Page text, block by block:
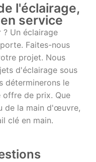
l'éclairage,
service
Un éclairage
Faites-nous
projet. Nous
d'éclairage sous
déterminerons le
offre de prix. Que
de la main d'œuvre,
clé en main.